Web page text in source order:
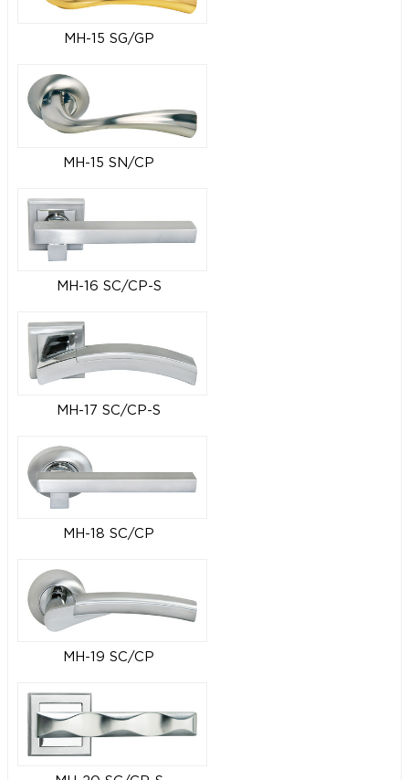
MH-15 SG/GP
MH-15 SN/CP
MH-16 SC/CP-S
MH-17 SC/CP-S
MH-18 SC/CP
MH-19 SC/CP